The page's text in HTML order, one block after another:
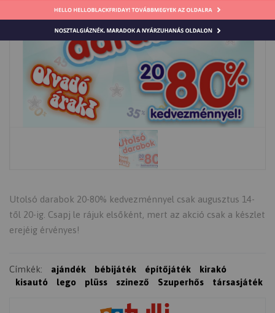
Utolsó darabok 20-80% kedvezménnyel csak augusztus 14-
től 20-ig. Csapj le rájuk elsőként, mert az akció csak a készlet
erejéig érvényes!
Címkék: ajándék bébijáték építőjáték
kirakó
kisautó
lego plüss szinező Szuperhős társasjáték